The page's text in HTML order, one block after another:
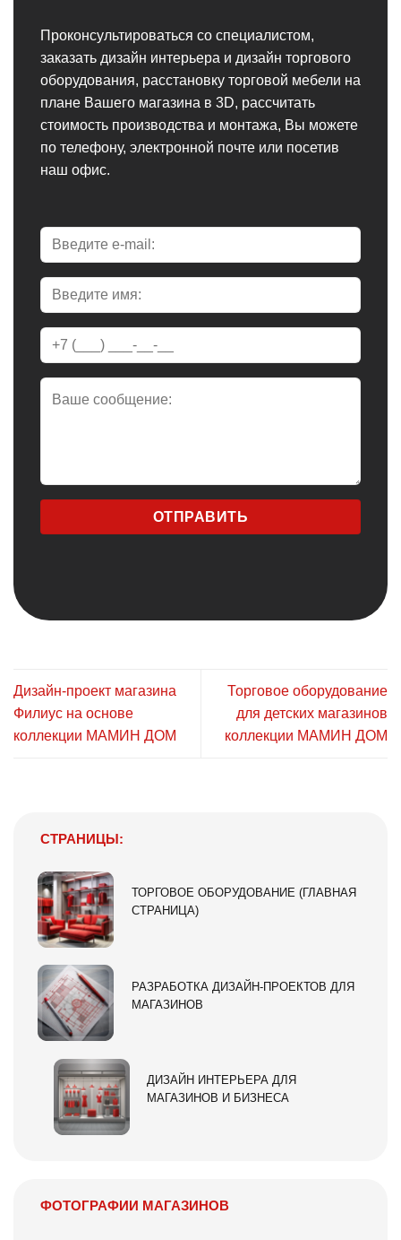
СТРАНИЦЫ:
ТОРГОВОЕ ОБОРУДОВАНИЕ (ГЛАВНАЯ
СТРАНИЦА)
РАЗРАБОТКА ДИЗАЙН-ПРОЕКТОВ ДЛЯ
МАГАЗИНОВ
ДИЗАЙН ИНТЕРЬЕРА ДЛЯ
МАГАЗИНОВ И БИЗНЕСА
ФОТОГРАФИИ МАГАЗИНОВ
Проконсультироваться со специалистом,
заказать дизайн интерьера и дизайн торгового
оборудования, расстановку торговой мебели на
плане Вашего магазина в 3D, рассчитать
стоимость производства и монтажа, Вы можете
по телефону, электронной почте или посетив
наш офис.
Дизайн-проект магазина
Филиус на основе
коллекции МАМИН ДОМ
Торговое оборудование
для детских магазинов
коллекции МАМИН ДОМ